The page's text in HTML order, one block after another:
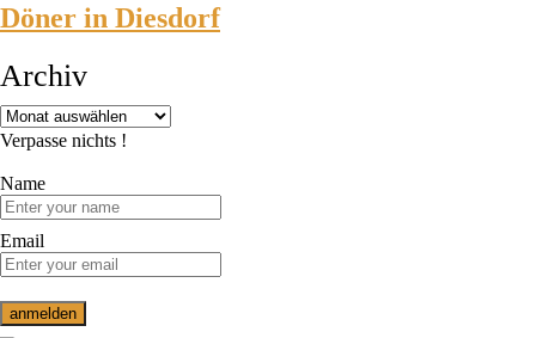
Döner in Diesdorf
Archiv
Verpasse nichts !
Name
Email